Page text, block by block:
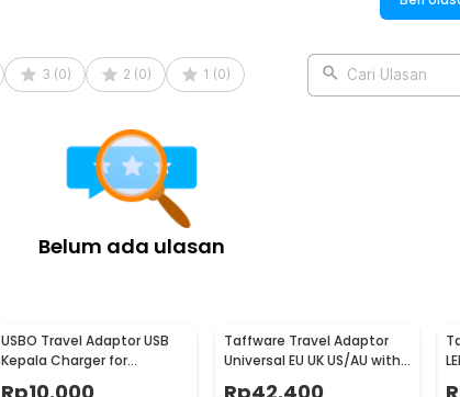
3 (0) 2 (0) 1 (0) Cari Ulasan
Belum ada ulasan
USBO Travel Adaptor USB
Kepala Charger for
Rp10.000
Taffware Travel Adaptor
Universal EU UK US/AU with
Rp42.400